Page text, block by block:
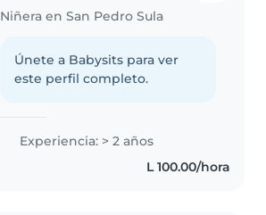
Niñera en San Pedro Sula
Únete a Babysits para ver
este perfil completo.
Experiencia: > 2 años
L 100.00/hora